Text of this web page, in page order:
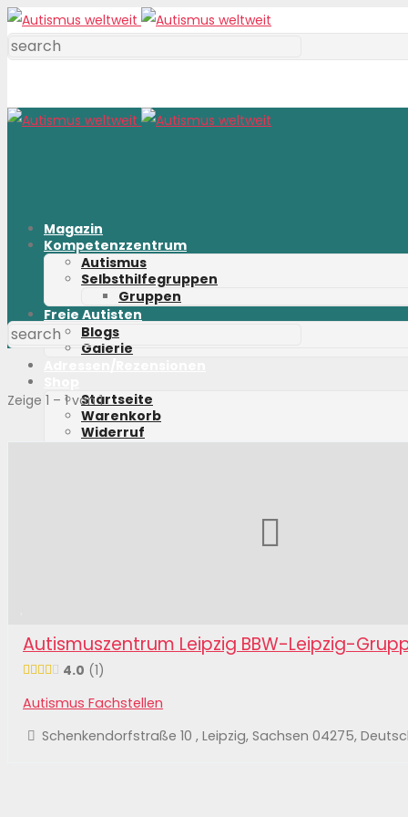
Magazin
Kompetenzzentrum
Autismus
Selbsthilfegruppen
Gruppen
Freie Autisten
Blogs
Galerie
Startseite
Warenkorb
Widerruf
Zeige 1 – 1 von 1
Autismuszentrum Leipzig BBW-Leipzig-
4.0 1
Autismus Fachstellen
Schenkendorfstraße 10 , Leipzig, Sachsen 04275,